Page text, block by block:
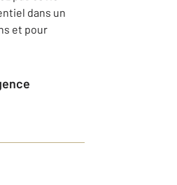
dans un
et pour